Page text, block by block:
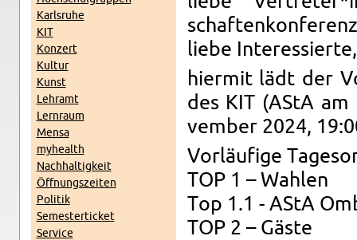
Karl­sruhe
KIT
Konz­ert
Kul­tur
Kunst
Lehramt
Lern­raum
Mensa
my­health
Nach­haltigkeit
Öff­nungszeiten
Poli­tik
Se­mes­terticket
Ser­vice
liebe In­ter­essierte,
hi­er­mit lädt der
des KIT (AStA
vem­ber 2024,
Vorläufige
TOP 1 – Wahlen
Top 1.1 - AStA
TOP 2 – Gäste